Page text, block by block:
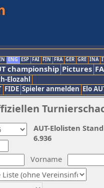
ENG ESP FAI FIN FRA GER GRE INA
championship Pictures
Elozahl
FIDE Spieler anmelden Elo
Vorname
AUT-Elolisten
6.936